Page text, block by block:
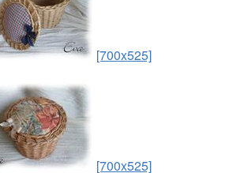
[700x525]
[700x525]